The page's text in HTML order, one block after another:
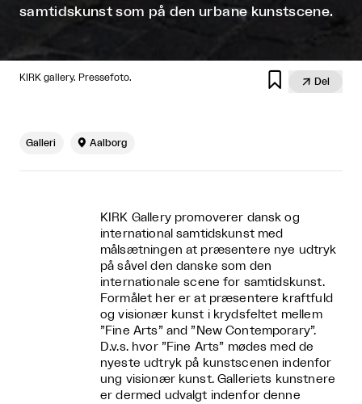
samtidskunst som på den urbane kunstscene.
KIRK gallery. Pressefoto.   Del
Galleri  Aalborg
KIRK Gallery promoverer dansk og
international samtidskunst med
målsætningen at præsentere nye udtryk
på såvel den danske som den
internationale scene for samtidskunst.
Formålet her er at præsentere kraftfuld
og visionær kunst i krydsfeltet mellem
”Fine Arts” and ”New Contemporary”.
D.v.s. hvor ”Fine Arts” mødes med de
nyeste udtryk på kunstscenen indenfor
ung visionær kunst. Galleriets kunstnere
er dermed udvalgt indenfor denne